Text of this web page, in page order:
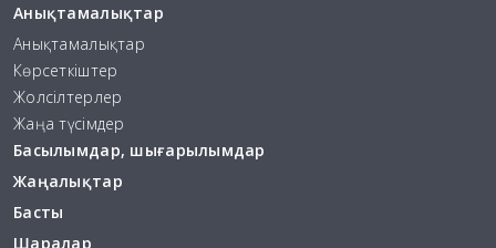
Анықтамалықтар
Анықтамалықтар
Көрсеткіштер
Жолсілтерлер
Жаңа түсімдер
Басылымдар, шығарылымдар
Жаңалықтар
Басты
Шаралар